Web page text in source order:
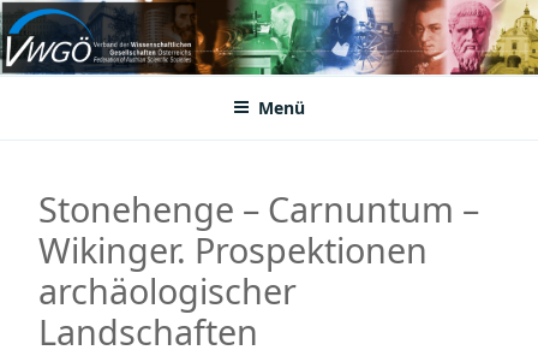
Zum
Inhalt
springenVWGÖ
Federation of Austrian Scientific Societies
Menü
Stonehenge – Carnuntum –
Wikinger. Prospektionen
archäologischer
Landschaften